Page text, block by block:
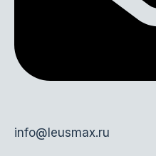
info@leusmax.ru